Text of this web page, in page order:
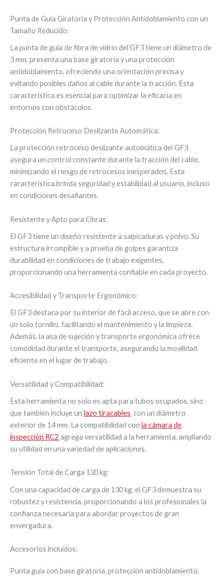
Punta de Guía Giratoria y Protección Antidoblamiento con un
Tamaño Reducido:
La punta de guía de fibra de vidrio del GF3 tiene un diámetro de
3 mm, presenta una base giratoria y una protección
antidoblamiento, ofreciendo una orientación precisa y
evitando posibles daños al cable durante la tracción. Esta
característica es esencial para optimizar la eficacia en
entornos con obstáculos.
Protección Retroceso Deslizante Automática:
La protección retroceso deslizante automática del GF3
asegura un control constante durante la tracción del cable,
minimizando el riesgo de retrocesos inesperados. Esta
característica brinda seguridad y estabilidad al usuario, incluso
en condiciones desafiantes.
Resistente y Apto para Obras:
El GF3 tiene un diseño resistente a salpicaduras y polvo. Su
estructura irrompible y a prueba de golpes garantiza
durabilidad en condiciones de trabajo exigentes,
proporcionando una herramienta confiable en cada proyecto.
Accesibilidad y Transporte Ergonómico:
El GF3 destaca por su interior de fácil acceso, que se abre con
un solo tornillo, facilitando el mantenimiento y la limpieza.
Además, la asa de sujeción y transporte ergonómica ofrece
comodidad durante el transporte, asegurando la movilidad
eficiente en el lugar de trabajo.
Versatilidad y Compatibilidad:
Esta herramienta no solo es apta para tubos ocupados, sino
que también incluye un lazo tiracables, con un diámetro
exterior de 14 mm. La compatibilidad con la cámara de
inspección RC2 agrega versatilidad a la herramienta, ampliando
su utilidad en una variedad de aplicaciones.
Tensión Total de Carga 130 kg:
Con una capacidad de carga de 130 kg, el GF3 demuestra su
robustez y resistencia, proporcionando a los profesionales la
confianza necesaria para abordar proyectos de gran
envergadura.
Accesorios incluidos:
Punta guía con base giratoria, protección antidoblamiento,